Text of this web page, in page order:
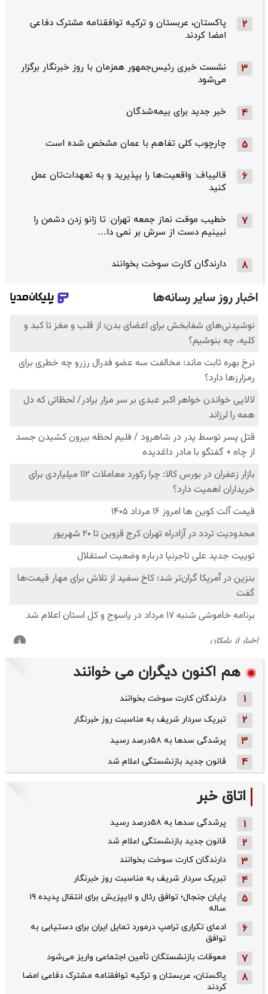
2
پاکستان، عربستان و ترکیه توافقنامه مشترک دفاعی
امضا کردند
3
نشست خبری رئیس‌جمهور همزمان با روز خبرنگار برگزار
می‌شود
4 خبر جدید برای بیمه‌شدگان
5 چارچوب کلی تفاهم با عمان مشخص شده است
6
قالیباف: واقعیت‌ها را بپذیرید و به تعهدات‌تان عمل
کنید
7
خطیب موقت نماز جمعه تهران: تا زانو زدن دشمن را
نبینیم دست از سرش بر نمی دا…
8 دارندگان کارت سوخت بخوانند
هم اکنون دیگران می خوانند
1 دارندگان کارت سوخت بخوانند
2 تبریک سردار شریف به مناسبت روز خبرنگار
3 پرشدگی سدها به ۵۸درصد رسید
4 قانون جدید بازنشستگی اعلام شد
اتاق خبر
1 پرشدگی سدها به ۵۸درصد رسید
2 قانون جدید بازنشستگی اعلام شد
3 دارندگان کارت سوخت بخوانند
4 تبریک سردار شریف به مناسبت روز خبرنگار
5
پایان جنجال؛ توافق رئال و لایپزیش برای انتقال پدیده ۱۹
ساله
6
ادعای تکراری ترامپ درمورد تمایل ایران برای دستیابی به
توافق
7 معوقات بازنشستگان تأمین اجتماعی واریز می‌شود
8
پاکستان، عربستان و ترکیه توافقنامه مشترک دفاعی امضا
کردند